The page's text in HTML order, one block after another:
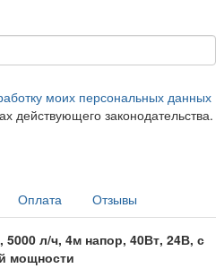
моих персональных данных
действующего законодательства.
Оплата Отзывы
5000 л/ч, 4м напор, 40Вт, 24В, с
мощности